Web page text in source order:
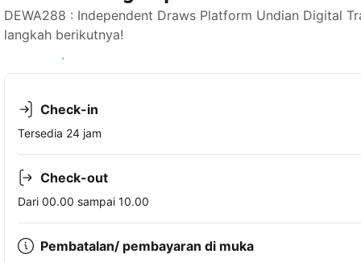
DEWA288 : Independent Draws Platform Undian Digital
langkah berikutnya!
Lihat ketersediaan
Check-in
Tersedia 24 jam
Check-out
Dari 00.00 sampai 10.00
Pembatalan/ pembayaran di muka